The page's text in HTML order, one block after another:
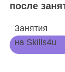
после
Занятия
на Skills4u